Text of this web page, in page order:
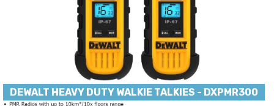
DEWALT HEAVY DUTY WALKIE TALKIES - DXPMR300